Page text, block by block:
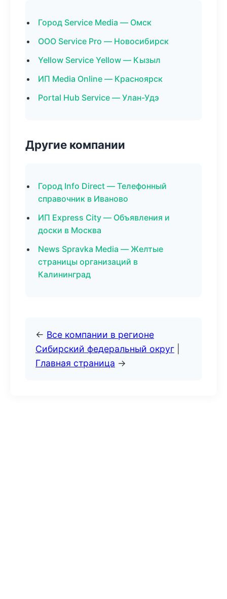
Город Service Media — Омск
ООО Service Pro — Новосибирск
Yellow Service Yellow — Кызыл
ИП Media Online — Красноярск
Portal Hub Service — Улан-Удэ
Другие компании
Город Info Direct — Телефонный
справочник в Иваново
ИП Express City — Объявления и
доски в Москва
News Spravka Media — Желтые
страницы организаций в
Калининград
← Все компании в регионе
Сибирский федеральный округ
Главная страница →